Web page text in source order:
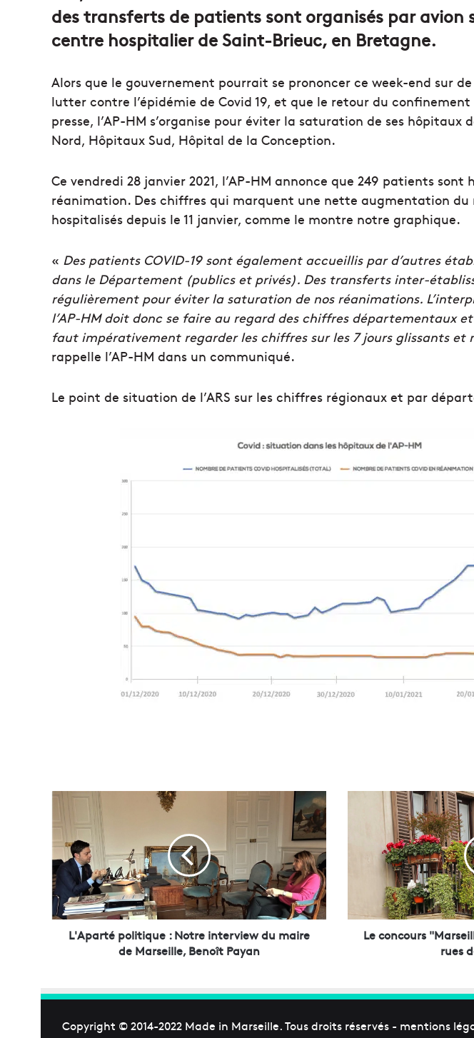
des transferts de patients sont organisés par avion
centre hospitalier de Saint-Brieuc, en Bretagne.
Alors que le gouvernement pourrait se prononcer ce week-end sur
lutter contre l’épidémie de Covid 19, et que le retour du confinement
presse, l’AP-HM s’organise pour éviter la saturation de ses hôpitaux
Nord, Hôpitaux Sud, Hôpital de la Conception.
Ce vendredi 28 janvier 2021, l’AP-HM annonce que 249 patients sont
réanimation. Des chiffres qui marquent une nette augmentation du
hospitalisés depuis le 11 janvier, comme le montre notre graphique.
« Des patients COVID-19 sont également accueillis par d’autres
dans le Département (publics et privés). Des transferts inter-
régulièrement pour éviter la saturation de nos réanimations.
l’AP-HM doit donc se faire au regard des chiffres départementaux
faut impérativement regarder les chiffres sur les 7 jours glissants et
rappelle l’AP-HM dans un communiqué.
Le point de situation de l’ARS sur les chiffres régionaux et par
L
A
p
a
r
t
é
p
i
L'Aparté politique : Notre interview du maire
de Marseille, Benoît Payan
r
r
e
Le concours
rues
Copyright © 2014-2022 Made in Marseille. Tous droits réservés - mentions